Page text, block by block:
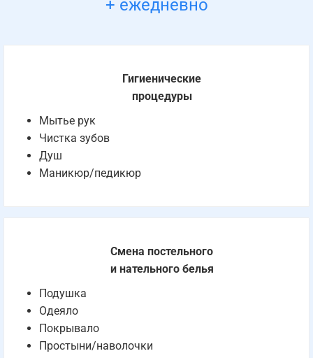
+ ежедневно
Гигиенические
процедуры
Мытье рук
Чистка зубов
Душ
Маникюр/педикюр
Смена постельного
и нательного белья
Подушка
Одеяло
Покрывало
Простыни/наволочки